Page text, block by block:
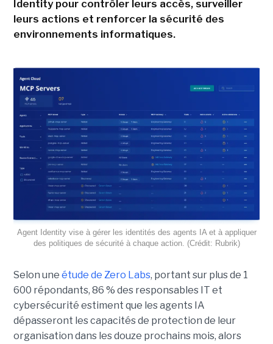
Identity pour contrôler leurs accès, surveiller
leurs actions et renforcer la sécurité des
environnements informatiques.
Agent Identity vise à gérer les identités des agents IA et à appliquer
des politiques de sécurité à chaque action. (Crédit: Rubrik)
Selon une étude de Zero Labs, portant sur plus de 1
600 répondants, 86 % des responsables IT et
cybersécurité estiment que les agents IA
dépasseront les capacités de protection de leur
organisation dans les douze prochains mois, alors